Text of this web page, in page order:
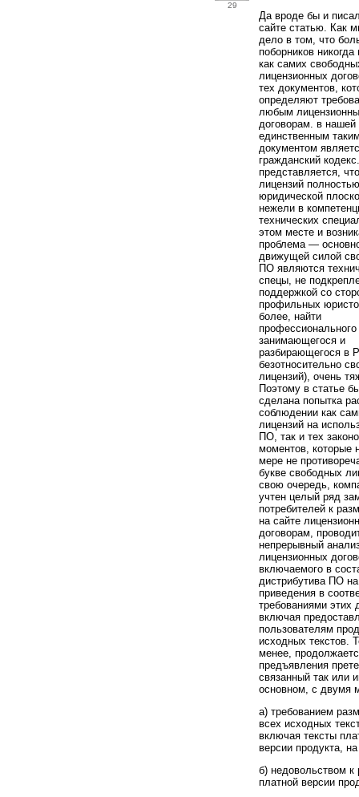
29
Да вроде бы и
сайте статью. Как
дело в том, что
поборников никогда
как самих
лицензионных
тех документов,
определяют
любым
договорам. в нашей
единственным
документом
гражданский
представляется,
лицензий
юридической
нежели в
технических
этом месте и
проблема —
движущей силой
ПО являются
спецы, не
поддержкой со
профильных
более, найти
занимающегося и
разбирающегося в
безотносительно
лицензий), очень
Поэтому в статье
сделана попытка
соблюдении как
лицензий на
ПО, так и тех
моментов, которые
мере не
букве свободных
свою очередь,
учтен целый ряд
потребителей к
на сайте
договорам,
непрерывный
лицензионных
включаемого в
дистрибутива ПО
приведения в
требованиями этих
включая
пользователям
исходных текстов.
менее,
предъявления
связанный так или
основном, с двумя
а) требованием
всех исходных
включая тексты
версии продукта,
б) недовольством к
платной версии